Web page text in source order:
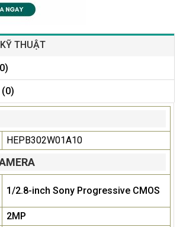
THUẬT
(0)
HEPB302W01A10
1/2.8-inch Sony Progressive CMOS
2MP